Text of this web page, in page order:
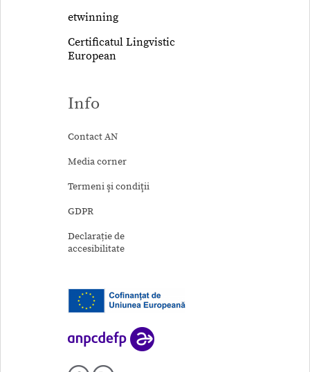
etwinning
Certificatul Lingvistic
European
Info
Contact AN
Media corner
Termeni şi condiţii
GDPR
Declarație de
accesibilitate